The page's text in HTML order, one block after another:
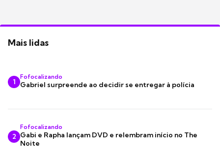
Mais lidas
1
Fofocalizando
Gabriel surpreende ao decidir se entregar à polícia
2
Fofocalizando
Gabi e Rapha lançam DVD e relembram início no The
Noite